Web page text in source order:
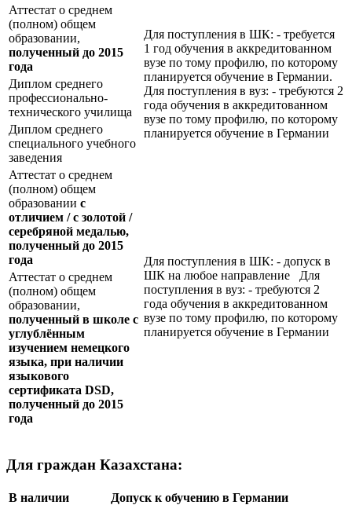
Аттестат о среднем
(полном) общем
образовании,
полученный до 2015
года
Для поступления в ШК: - требуется
1 год обучения в аккредитованном
вузе по тому профилю, по которому
планируется обучение в Германии.
Для поступления в вуз: - требуются 2
года обучения в аккредитованном
вузе по тому профилю, по которому
планируется обучение в Германии
Диплом среднего
профессионально-
технического училища
Диплом среднего
специального учебного
заведения
Аттестат о среднем
(полном) общем
образовании с
отличием / с золотой /
серебряной медалью,
полученный до 2015
года
Для поступления в ШК: - допуск в
ШК на любое направление Для
поступления в вуз: - требуются 2
года обучения в аккредитованном
вузе по тому профилю, по которому
планируется обучение в Германии
Аттестат о среднем
(полном) общем
образовании,
полученный в школе с
углублённым
изучением немецкого
языка, при наличии
языкового
сертификата DSD,
полученный до 2015
года
Для граждан Казахстана:
В наличии
Допуск к обучению в Германии